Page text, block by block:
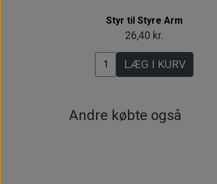
Styr til Styre Arm
26,40 kr.
LÆG I KURV
Andre købte også